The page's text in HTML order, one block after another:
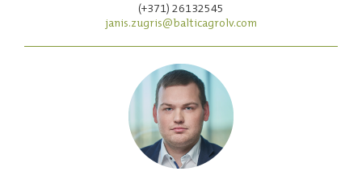
(+371) 26132545
janis.zugris@balticagrolv.com